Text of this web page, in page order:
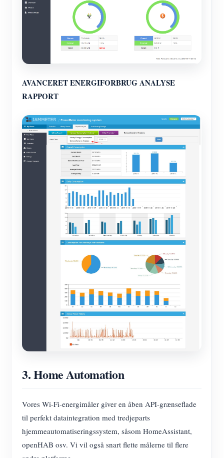
AVANCERET ENERGIFORBRUG ANALYSE
RAPPORT
3. Home Automation
Vores Wi-Fi-energimåler giver en åben API-grænseflade
til perfekt dataintegration med tredjeparts
hjemmeautomatiseringssystem, såsom HomeAssistant,
openHAB osv. Vi vil også snart flette målerne til flere